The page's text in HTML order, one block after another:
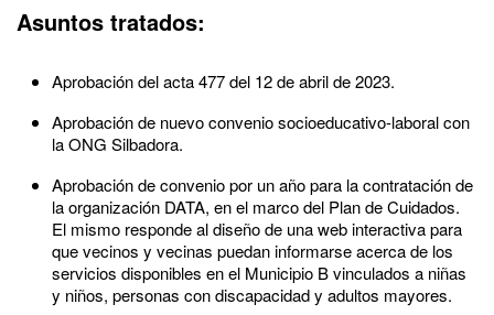
Asuntos tratados:
Aprobación del acta 477 del 12 de abril de 2023.
Aprobación de nuevo convenio socioeducativo-laboral con
la ONG Silbadora.
Aprobación de convenio por un año para la contratación de
la organización DATA, en el marco del Plan de Cuidados.
El mismo responde al diseño de una web interactiva para
que vecinos y vecinas puedan informarse acerca de los
servicios disponibles en el Municipio B vinculados a niñas
y niños, personas con discapacidad y adultos mayores.